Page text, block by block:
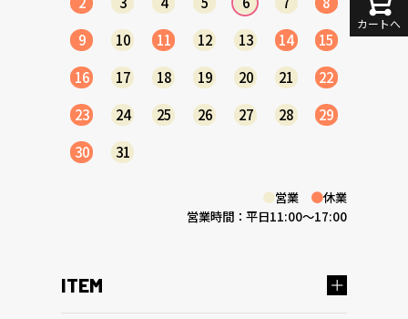
カートへ
ITEM
9
10 11 12 13 14
15
16
17 18 19 20 21
22
23
24 25 26 27 28
29
30
31
●営業 ●休業
営業時間：平日11:00～17:00